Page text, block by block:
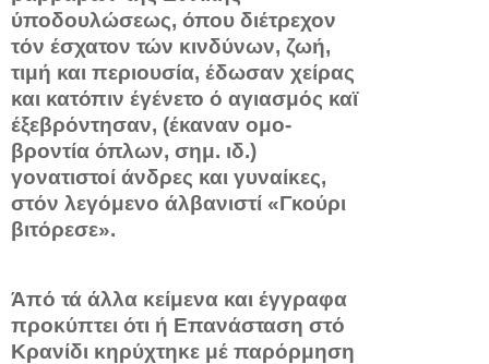
ύποδουλώσεως, όπου διέτρεχον
τόν έσχατον τών κινδύνων, ζωή,
τιμή και περιουσία, έδωσαν χείρας
και κατόπιν έγένετο ό αγιασμός καϊ
έξεβρόντησαν, (έκαναν ομο-
βροντία όπλων, σημ. ιδ.)
γονατιστοί άνδρες και γυναίκες,
στόν λεγόμενο άλβανιστί «Γκούρι
βιτόρεσε».
Άπό τά άλλα κείμενα και έγγραφα
προκύπτει ότι ή Επα­νάσταση στό
Κρανίδι κηρύχτηκε μέ παρόρμηση